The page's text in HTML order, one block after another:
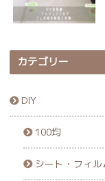
カテゴリー
DIY
100均
シート・フィル